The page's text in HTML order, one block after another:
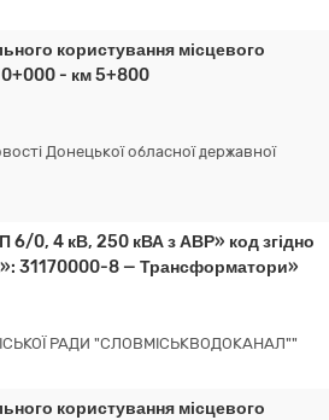
користування місцевого
0+000 - км 5+800
Донецької обласної державної
6/0, 4 кВ, 250 кВА з АВР» код згідно
31170000-8 — Трансформатори»
РАДИ "СЛОВМІСЬКВОДОКАНАЛ""
користування місцевого